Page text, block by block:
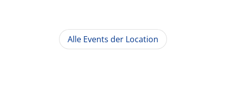
Alle Events der Location